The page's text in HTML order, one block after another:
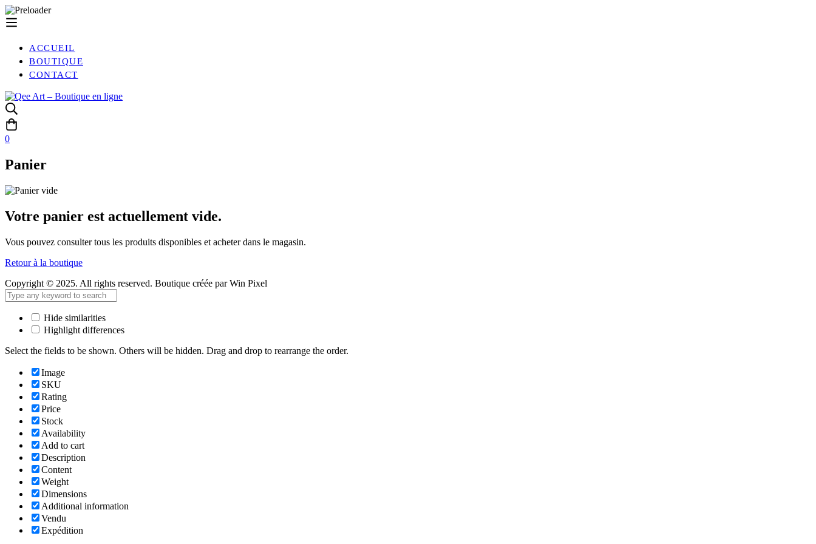
ACCUEIL
BOUTIQUE
CONTACT
0
Panier
Votre panier est actuellement vide.
Vous pouvez consulter tous les produits disponibles et acheter dans le magasin.
Retour à la boutique
Copyright © 2025. All rights reserved. Boutique créée par Win Pixel
Hide similarities
Highlight differences
Select the fields to be shown. Others will be hidden. Drag and drop to rearrange the order.
Image
SKU
Rating
Price
Stock
Availability
Add to cart
Description
Content
Weight
Dimensions
Additional information
Vendu
Expédition